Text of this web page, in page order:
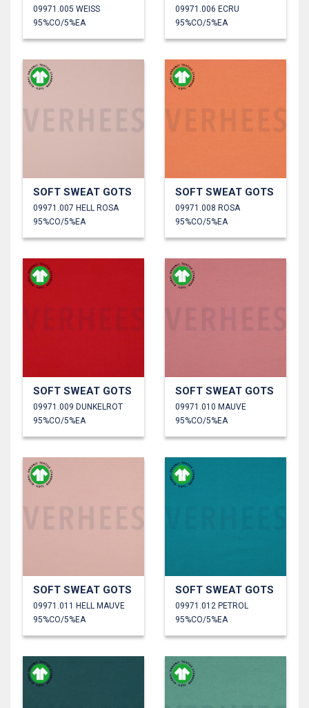
09971.005 WEISS
95%CO/5%EA
09971.006 ECRU
95%CO/5%EA
SOFT SWEAT GOTS
09971.007 HELL ROSA
95%CO/5%EA
SOFT SWEAT GOTS
09971.008 ROSA
95%CO/5%EA
SOFT SWEAT GOTS
09971.009 DUNKELROT
95%CO/5%EA
SOFT SWEAT GOTS
09971.010 MAUVE
95%CO/5%EA
SOFT SWEAT GOTS
09971.011 HELL MAUVE
95%CO/5%EA
SOFT SWEAT GOTS
09971.012 PETROL
95%CO/5%EA